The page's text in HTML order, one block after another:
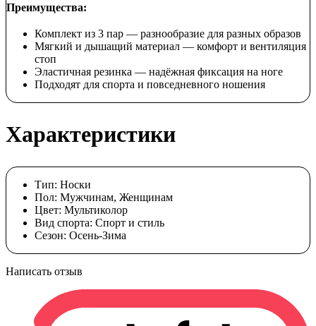
Преимущества:
Комплект из 3 пар — разнообразие для разных образов
Мягкий и дышащий материал — комфорт и вентиляция
стоп
Эластичная резинка — надёжная фиксация на ноге
Подходят для спорта и повседневного ношения
Характеристики
Тип: Носки
Пол: Мужчинам, Женщинам
Цвет: Мультиколор
Вид спорта: Спорт и стиль
Сезон: Осень-Зима
Написать отзыв